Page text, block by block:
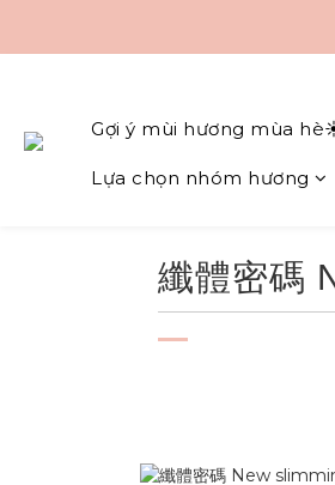
Gợi ý mùi hương mùa
Lựa chọn nhóm hương
纖體密碼